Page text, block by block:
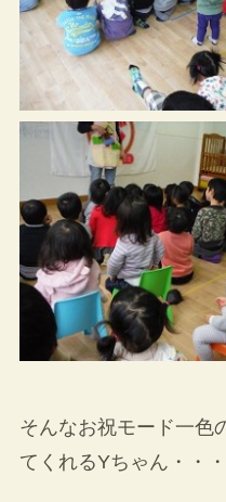
そんなお祝モード一色
てくれるYちゃん・・